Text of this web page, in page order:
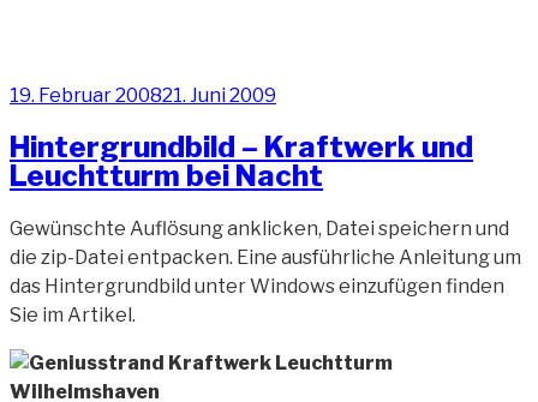
Veröffentlicht
19. Februar 200821. Juni 2009
Hintergrundbild – Kraftwerk und
Leuchtturm bei Nacht
Gewünschte Auflösung anklicken, Datei speichern und
die zip-Datei entpacken. Eine ausführliche Anleitung um
das Hintergrundbild unter Windows einzufügen finden
Sie im Artikel.